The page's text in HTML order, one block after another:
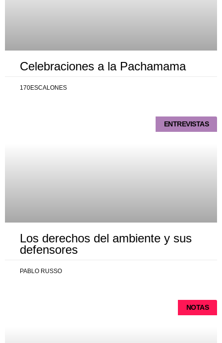
Celebraciones a la Pachamama
170ESCALONES
ENTREVISTAS
Los derechos del ambiente y sus
defensores
PABLO RUSSO
NOTAS